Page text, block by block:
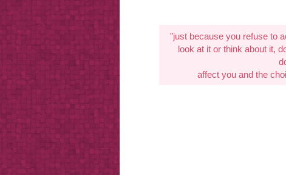
"just because you refuse to
look at it or think about it,
affect you and the